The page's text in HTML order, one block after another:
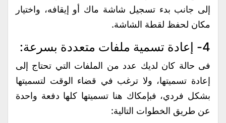
إلى جانب بدء تسجيل شاشة ماك أو إيقافه، واختيار
مكان لحفظ لقطة الشاشة.
4- إعادة تسمية ملفات متعددة بسرعة:
فى حالة كان لديك عدد من الملفات التي تحتاج إلى
إعادة تسميتها، ولا ترغب في قضاء الوقت لتسميتها
بشكل فردي، فبإمكاك هنا تسميتها كلها دفعة واحدة
عن طريق الخطوات التالية: